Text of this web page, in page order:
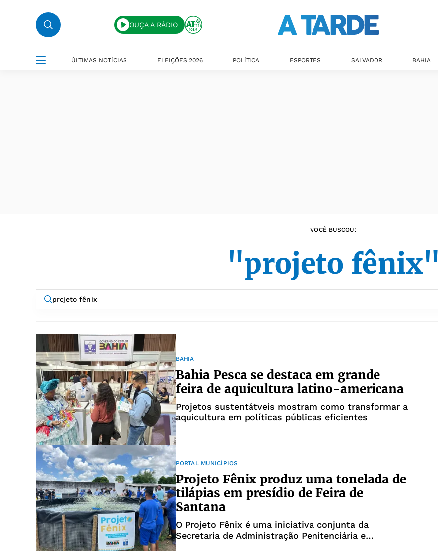
OUÇA A RÁDIO
ÚLTIMAS NOTÍCIAS ELEIÇÕES 2026 POLÍTICA ESPORTES SALVADOR BAHIA
VOCÊ BUSCOU:
"projeto fênix"
BAHIA
Bahia Pesca se destaca em grande
feira de aquicultura latino-americana
Projetos sustentátveis mostram como transformar a
aquicultura em políticas públicas eficientes
PORTAL MUNICÍPIOS
Projeto Fênix produz uma tonelada de
tilápias em presídio de Feira de
Santana
O Projeto Fênix é uma iniciativa conjunta da
Secretaria de Administração Penitenciária e